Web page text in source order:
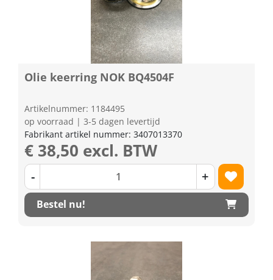
Olie keerring NOK BQ4504F
Artikelnummer: 1184495
op voorraad | 3-5 dagen levertijd
Fabrikant artikel nummer: 3407013370
€ 38,50 excl. BTW
- +
Bestel nu!